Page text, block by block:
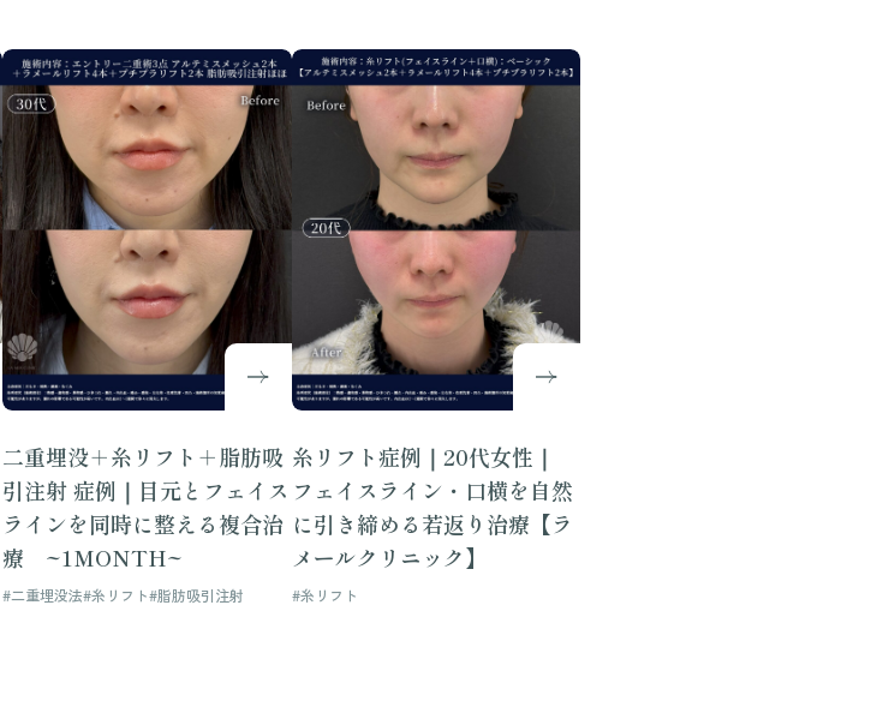
二重埋没＋糸リフト＋脂肪吸
引注射 症例｜目元とフェイス
ラインを同時に整える複合治
療 ~1MONTH~
#二重埋没法#糸リフト#脂肪吸引注射
糸リフト症例｜20代女性｜
フェイスライン・口横を自然
に引き締める若返り治療【ラ
メールクリニック】
#糸リフト